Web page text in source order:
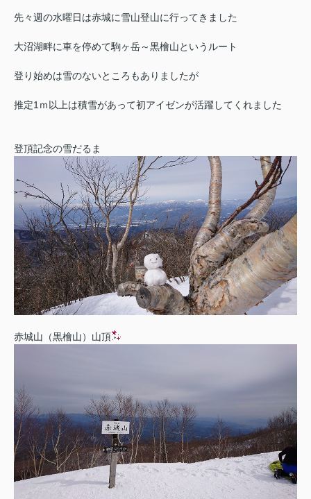
先々週の水曜日は赤城に雪山登山に行ってきました
大沼湖畔に車を停めて駒ヶ岳～黒檜山というルート
登り始めは雪のないところもありましたが
推定1ｍ以上は積雪があって初アイゼンが活躍してくれました
登頂記念の雪だるま
赤城山（黒檜山）山頂